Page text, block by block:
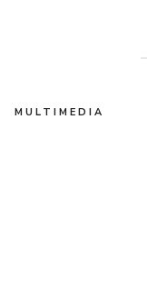
MULTIMEDIA